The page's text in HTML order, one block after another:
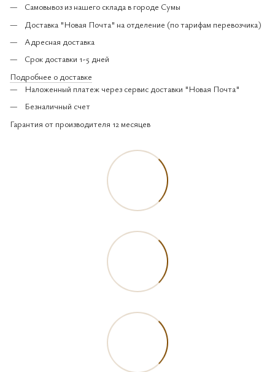
Самовывоз из нашего склада в городе Сумы
Доставка "Новая Почта" на отделение (по тарифам перевозчика)
Адресная доставка
Срок доставки 1-5 дней
Подробнее о доставке
Наложенный платеж через сервис доставки "Новая Почта"
Безналичный счет
Гарантия от производителя 12 месяцев